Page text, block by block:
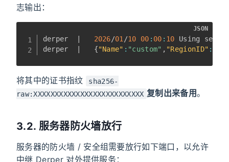
志输出：
derper  | 2026/01 /10 00 : 00 : 10 Using
derper  | {"Name" : "custom" , "RegionID" :
JSON
将其中的证书指纹
sha256-
raw:XXXXXXXXXXXXXXXXXXXXXXXXXX 复制出来备用。
3.2. 服务器防火墙放行
服务器的防火墙 / 安全组需要放行如下端口，以允许
中继 Derper 对外提供服务：